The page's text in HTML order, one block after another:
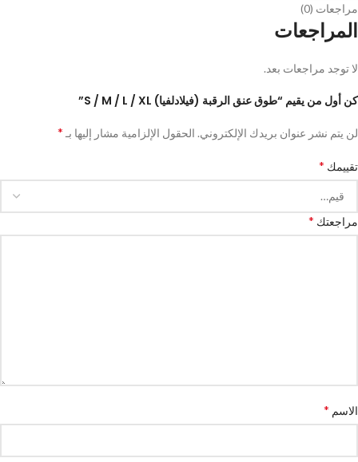
مراجعات (0)
المراجعات
لا توجد مراجعات بعد.
كن أول من يقيم “طوق عنق الرقبة (فيلادلفيا) S / M / L / XL”
لن يتم نشر عنوان بريدك الإلكتروني. الحقول الإلزامية مشار إليها بـ *
تقييمك *
مراجعتك *
الاسم *